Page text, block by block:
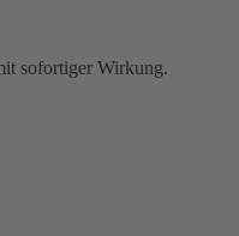
sofortiger Wirkung.